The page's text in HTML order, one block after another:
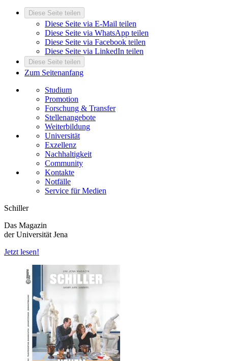
Diese Seite teilen
Diese Seite via E-Mail teilen
Diese Seite via WhatsApp teilen
Diese Seite via Facebook teilen
Diese Seite via LinkedIn teilen
Diese Seite teilen
Zum Seitenanfang
Studium
Promotion
Forschung & Transfer
Stellenangebote
Weiterbildung
Universität
Exzellenz
Nachhaltigkeit
Community
Kontakte
Notfälle
Service für Medien
Schiller
Das Magazin
der Universität Jena
Jetzt lesen!